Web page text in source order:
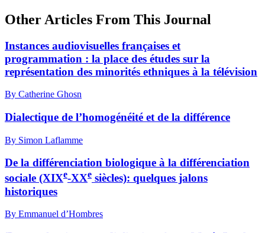
Other Articles From This Journal
Instances audiovisuelles françaises et
programmation : la place des études sur la
représentation des minorités ethniques à la télévision
By Catherine Ghosn
Dialectique de l’homogénéité et de la différence
By Simon Laflamme
De la différenciation biologique à la différenciation
sociale (XIXe-XXe siècles): quelques jalons
historiques
By Emmanuel d’Hombres